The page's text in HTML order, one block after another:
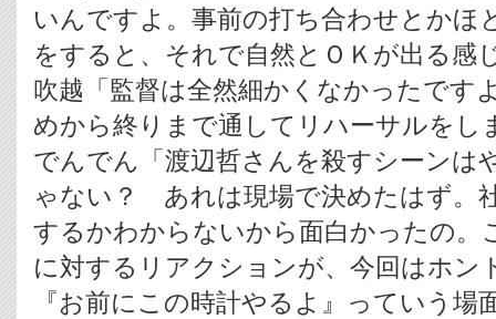
いんですよ。事前の打ち合わせとかほ
をすると、それで自然とＯＫが出る感
吹越「監督は全然細かくなかったです
めから終りまで通してリハーサルをし
でんでん「渡辺哲さんを殺すシーンは
ゃない？ あれは現場で決めたはず。
するかわからないから面白かったの。
に対するリアクションが、今回はホン
『お前にこの時計やるよ』っていう場